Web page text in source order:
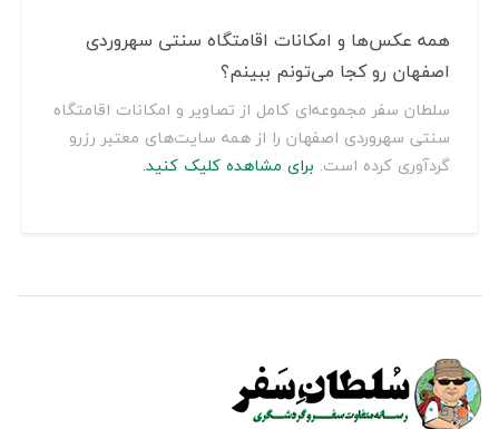
همه عکس‌ها و امکانات اقامتگاه سنتی سهروردی
اصفهان رو کجا می‌تونم ببینم؟
سلطان سفر مجموعه‌ای کامل از تصاویر و امکانات اقامتگاه
سنتی سهروردی اصفهان را از همه سایت‌های معتبر رزرو
گردآوری کرده است. برای مشاهده کلیک کنید.